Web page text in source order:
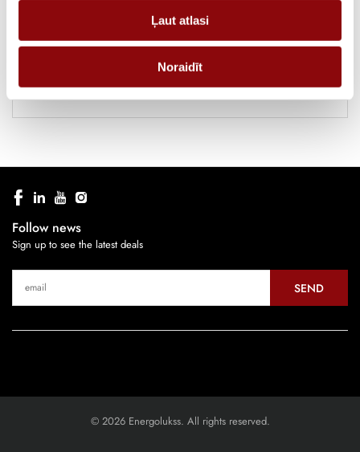
Ļaut atlasi
Noraidīt
TYPE
SIZE TYPE TCB Bar or cable-through
Follow news
Sign up to see the latest deals
SEND
© 2026 Energolukss. All rights reserved.